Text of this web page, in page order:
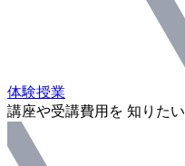
体験授業
講座や受講費用を 知りたい